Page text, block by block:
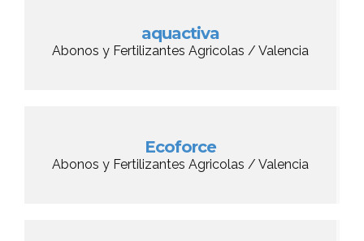
aquactiva
Abonos y Fertilizantes Agricolas / Valencia
Ecoforce
Abonos y Fertilizantes Agricolas / Valencia